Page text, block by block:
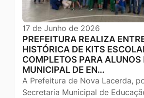
17 de Junho de 2026
PREFEITURA REALIZA
HISTÓRICA DE KITS
COMPLETOS PARA ALUNOS
MUNICIPAL DE EN…
A Prefeitura de Nova Lacerda,
Secretaria Municipal de